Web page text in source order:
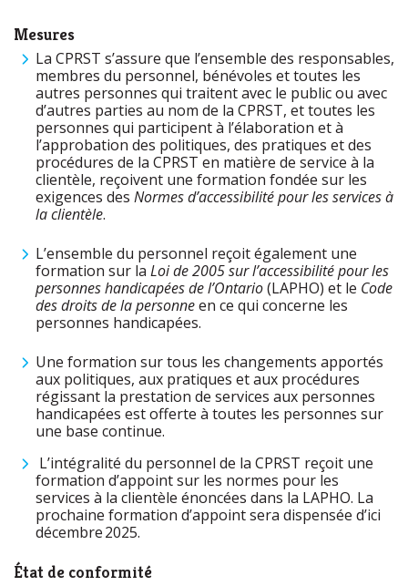
Mesures
La CPRST s’assure que l’ensemble des responsables,
membres du personnel, bénévoles et toutes les
autres personnes qui traitent avec le public ou avec
d’autres parties au nom de la CPRST, et toutes les
personnes qui participent à l’élaboration et à
l’approbation des politiques, des pratiques et des
procédures de la CPRST en matière de service à la
clientèle, reçoivent une formation fondée sur les
exigences des Normes d’accessibilité pour les services à
la clientèle.
L’ensemble du personnel reçoit également une
formation sur la Loi de 2005 sur l’accessibilité pour les
personnes handicapées de l’Ontario(LAPHO) et le Code
des droits de la personneen ce qui concerne les
personnes handicapées.
Une formation sur tous les changements apportés
aux politiques, aux pratiques et aux procédures
régissant la prestation de services aux personnes
handicapées est offerte à toutes les personnes sur
une base continue.
L’intégralité du personnel de la CPRST reçoit une
formation d’appoint sur les normes pour les
services à la clientèle énoncées dans la LAPHO. La
prochaine formation d’appoint sera dispensée d’ici
décembre 2025.
État de conformité